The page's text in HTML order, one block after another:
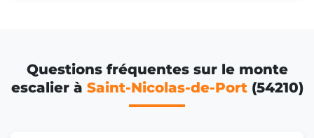
Questions fréquentes sur le monte
escalier à Saint-Nicolas-de-Port(54210)